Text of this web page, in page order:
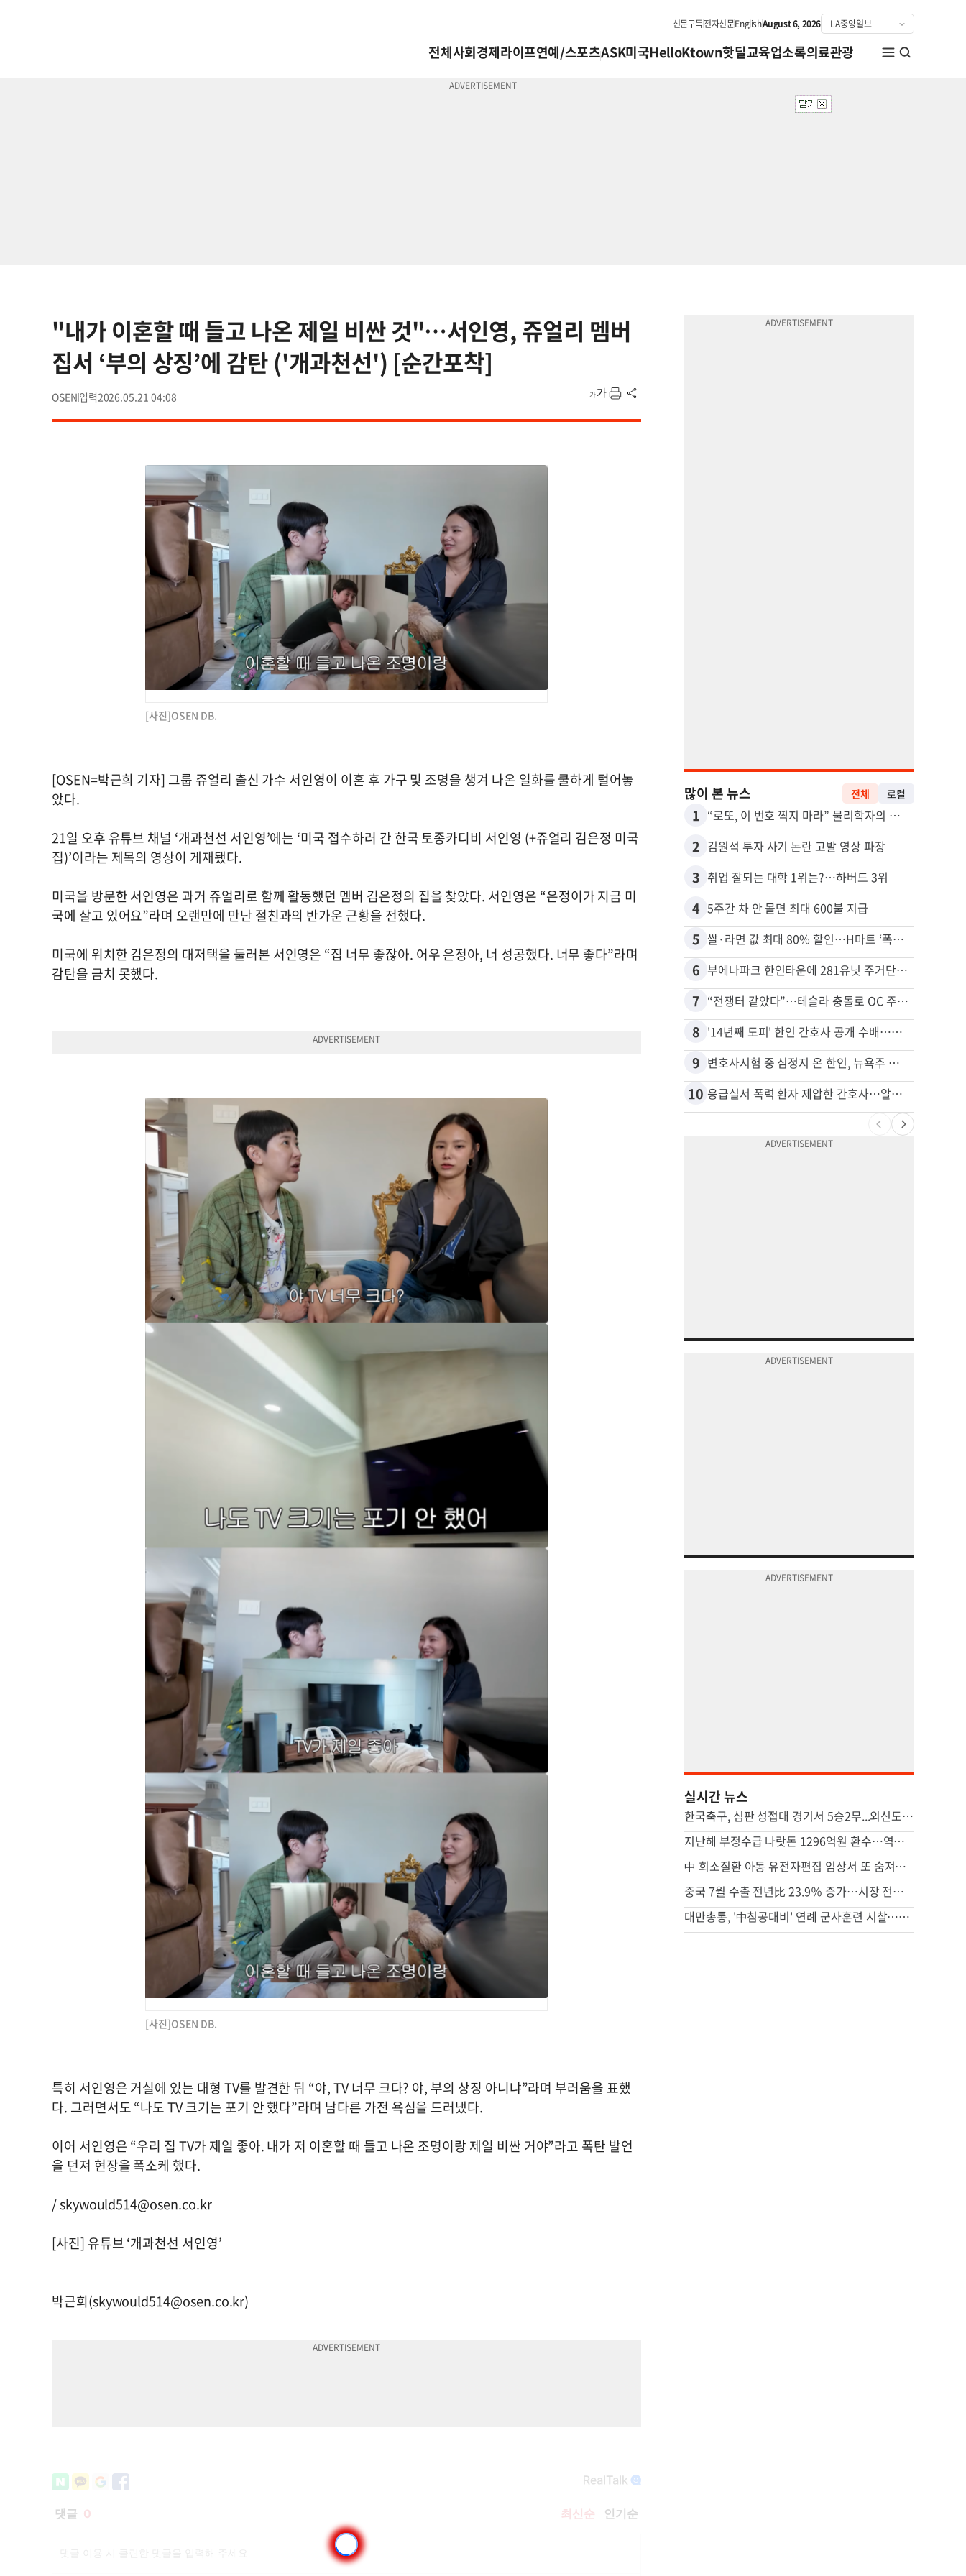
신문구독전자신문EnglishAugust 6, 2026
전체사회경제라이프연예/스포츠ASK미국HelloKtown핫딜교육업소록의료관광
"내가 이혼할 때 들고 나온 제일 비싼 것"…서인영, 쥬얼리 멤버
집서 ‘부의 상징’에 감탄 ('개과천선') [순간포착]
OSEN 2026.05.21 04:08
[사진]OSEN DB.
[OSEN=박근희 기자] 그룹 쥬얼리 출신 가수 서인영이 이혼 후 가구 및 조명을 챙겨 나온 일화를 쿨하게 털어놓
았다.
21일 오후 유튜브 채널 ‘개과천선 서인영’에는 ‘미국 접수하러 간 한국 토종카디비 서인영 (+쥬얼리 김은정 미국
집)’이라는 제목의 영상이 게재됐다.
미국을 방문한 서인영은 과거 쥬얼리로 함께 활동했던 멤버 김은정의 집을 찾았다. 서인영은 “은정이가 지금 미
국에 살고 있어요”라며 오랜만에 만난 절친과의 반가운 근황을 전했다.
미국에 위치한 김은정의 대저택을 둘러본 서인영은 “집 너무 좋잖아. 어우 은정아, 너 성공했다. 너무 좋다”라며
감탄을 금치 못했다.
[사진]OSEN DB.
특히 서인영은 거실에 있는 대형 TV를 발견한 뒤 “야, TV 너무 크다? 야, 부의 상징 아니냐”라며 부러움을 표했
다. 그러면서도 “나도 TV 크기는 포기 안 했다”라며 남다른 가전 욕심을 드러냈다.
이어 서인영은 “우리 집 TV가 제일 좋아. 내가 저 이혼할 때 들고 나온 조명이랑 제일 비싼 거야”라고 폭탄 발언
을 던져 현장을 폭소케 했다.
/skywould514@osen.co.kr
[사진] 유튜브 ‘개과천선 서인영’
박근희(skywould514@osen.co.kr)
많이 본 뉴스 전체 로컬
1 “로또, 이 번호 찍지 마라” 물리학자의 당첨금 높이는 비밀
2 김원석 투자 사기 논란 고발 영상 파장
3 취업 잘되는 대학 1위는?…하버드 3위
4 5주간 차 안 몰면 최대 600불 지급
5 쌀·라면 값 최대 80% 할인…H마트 ‘폭탄 세일’
6 부에나파크 한인타운에 281유닛 주거단지 들어선다
7 “전쟁터 같았다”…테슬라 충돌로 OC 주택 4채 파손
8 '14년째 도피' 한인 간호사 공개 수배…메디케어 사기 유죄
9 변호사시험 중 심정지 온 한인, 뉴욕주 제소
10 응급실서 폭력 환자 제압한 간호사…알고 보니
실시간 뉴스
한국축구, 심판 성접대 경기서 5승2무...외신도 보도 ‘국제 망신’
지난해 부정수급 나랏돈 1296억원 환수…역대 최대 규모
中 희소질환 아동 유전자편집 임상서 또 숨져…안전성 논란 확산
중국 7월 수출 전년比 23.9％ 증가…시장 전망 넘어서
대만총통, '中침공대비' 연례 군사훈련 시찰…타이베이항 점검